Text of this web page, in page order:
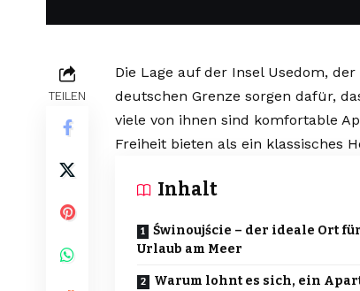
TEILEN
Die Lage auf der Insel Usedom,
deutschen Grenze sorgen dafür,
viele von ihnen sind komfortable
Freiheit bieten als ein klassisches
Inhalt
Świnoujście – der ideale Ort
Urlaub am Meer
Warum lohnt es sich, ein